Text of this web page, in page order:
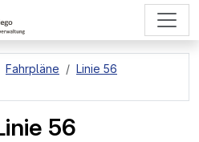
Fahrpläne
Linie 56
56